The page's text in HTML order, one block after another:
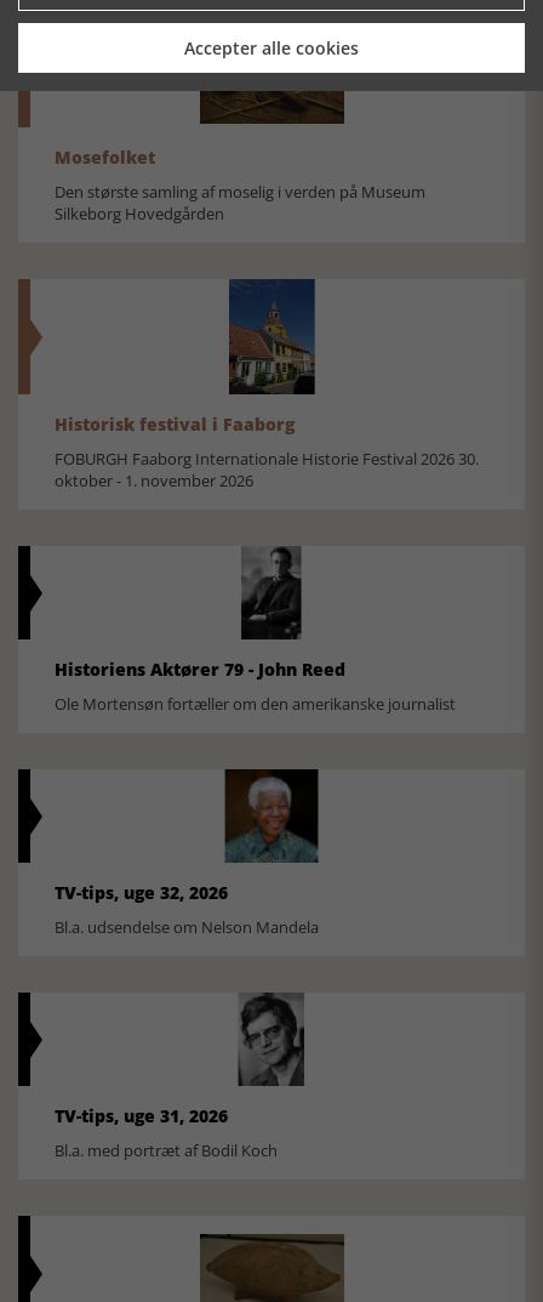
Mosefolket
Den største samling af moselig i verden på Museum
Silkeborg Hovedgården
Historisk festival i Faaborg
FOBURGH Faaborg Internationale Historie Festival 2026 30.
oktober - 1. november 2026
Historiens Aktører 79 - John Reed
Ole Mortensøn fortæller om den amerikanske journalist
TV-tips, uge 32, 2026
Bl.a. udsendelse om Nelson Mandela
TV-tips, uge 31, 2026
Bl.a. med portræt af Bodil Koch
Accepter alle cookies